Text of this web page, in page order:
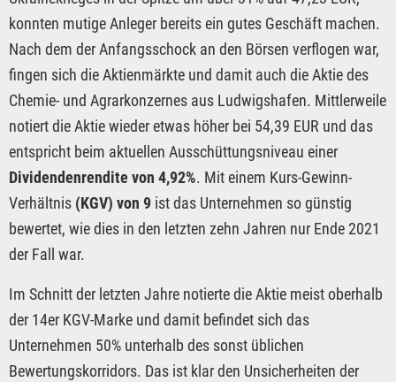
konnten mutige Anleger bereits ein gutes Geschäft machen.
Nach dem der Anfangsschock an den Börsen verflogen war,
fingen sich die Aktienmärkte und damit auch die Aktie des
Chemie- und Agrarkonzernes aus Ludwigshafen. Mittlerweile
notiert die Aktie wieder etwas höher bei 54,39 EUR und das
entspricht beim aktuellen Ausschüttungsniveau einer
Dividendenrendite von 4,92%. Mit einem Kurs-Gewinn-
Verhältnis (KGV) von 9 ist das Unternehmen so günstig
bewertet, wie dies in den letzten zehn Jahren nur Ende 2021
der Fall war.
Im Schnitt der letzten Jahre notierte die Aktie meist oberhalb
der 14er KGV-Marke und damit befindet sich das
Unternehmen 50% unterhalb des sonst üblichen
Bewertungskorridors. Das ist klar den Unsicherheiten der